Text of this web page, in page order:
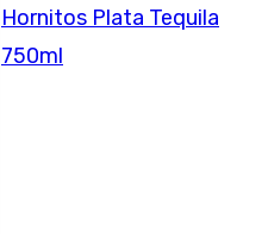
Hornitos Plata Tequila
750ml